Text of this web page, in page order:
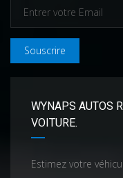
Souscrire
WYNAPS AUTOS
VOITURE.
Estimez votre